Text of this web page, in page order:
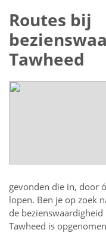
Routes bij
Tawheed
gevonden die in, door
lopen. Ben je op zoek
de bezienswaardigheid
Tawheed is